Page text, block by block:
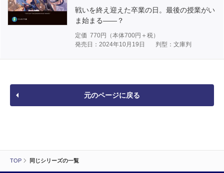
TOP 同じシリーズの一覧
戦いを終え迎えた卒業の日。最後の授業がい
ま始まる――？
定価 770円（本体700円＋税）
発売日：2024年10月19日
判型：文庫判
元のページに戻る